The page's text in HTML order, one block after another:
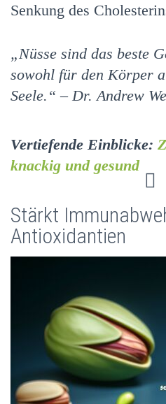
Senkung des
„Nüsse sind das beste
sowohl für den Körper
Seele.“ – Dr. Andrew
Vertiefende Einblicke:
knackig und gesund
Stärkt
Antioxidantien